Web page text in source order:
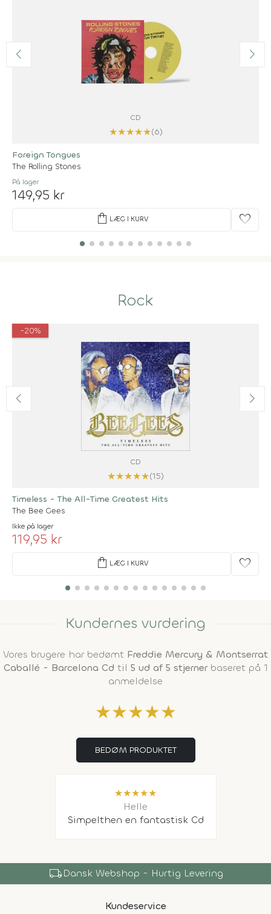
CD
★★★★★(6)
Foreign Tongues
The Rolling Stones
På lager
149,95 kr
shopping_bag LÆG I KURV favorite
Rock
-20%
CD
★★★★★(15)
Timeless - The All-Time Greatest Hits
The Bee Gees
Ikke på lager
119,95 kr
shopping_bag LÆG I KURV favorite
Kundernes vurdering
Vores brugere har bedømt Freddie Mercury & Montserrat
Caballé - Barcelona Cd til 5 ud af 5 stjernerbaseret på 1
anmeldelse
★★★★★
BEDØM PRODUKTET
★★★★★
Helle
Simpelthen en fantastisk Cd
local_shippingDansk Webshop - Hurtig Levering
Kundeservice